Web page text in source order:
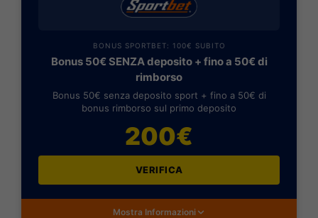
BONUS SPORTBET: 100€ SUBITO
Bonus 50€ SENZA deposito + fino a 50€ di
rimborso
Bonus 50€ senza deposito sport + fino a 50€ di
bonus rimborso sul primo deposito
200€
VERIFICA
Mostra Informazioni